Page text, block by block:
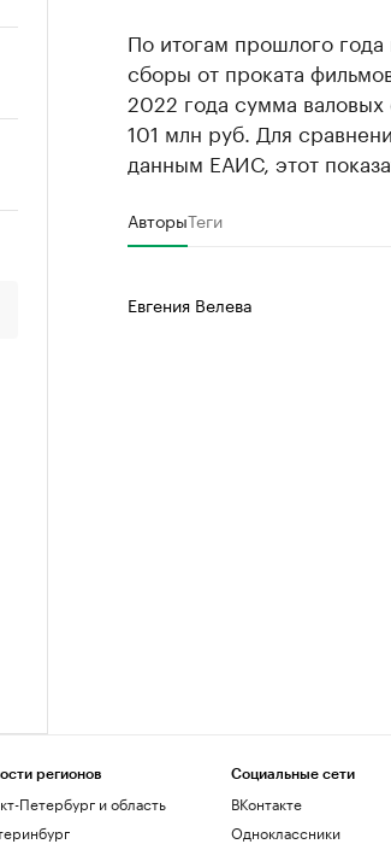
По итогам прошлого
сборы от проката
2022 года сумма валовых
101 млн руб. Для
данным ЕАИС, этот
АвторыТеги
Евгения Велева
регионов
Петербург и область
Социальные сети
ВКонтакте
Одноклассники